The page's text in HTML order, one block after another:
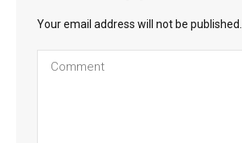
Your email address will not be published.